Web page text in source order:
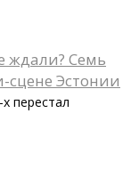
ждали? Семь
Эстонии
перестал